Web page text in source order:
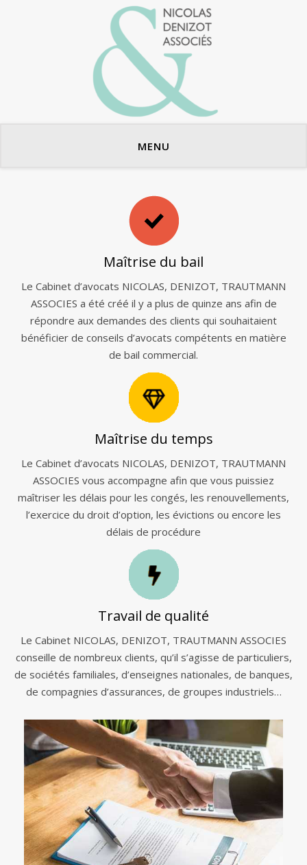
MENU
Maîtrise du bail
Le Cabinet d’avocats NICOLAS, DENIZOT, TRAUTMANN
ASSOCIES a été créé il y a plus de quinze ans afin de
répondre aux demandes des clients qui souhaitaient
bénéficier de conseils d’avocats compétents en matière
de bail commercial.
Maîtrise du temps
Le Cabinet d’avocats NICOLAS, DENIZOT, TRAUTMANN
ASSOCIES vous accompagne afin que vous puissiez
maîtriser les délais pour les congés, les renouvellements,
l’exercice du droit d’option, les évictions ou encore les
délais de procédure
Travail de qualité
Le Cabinet NICOLAS, DENIZOT, TRAUTMANN ASSOCIES
conseille de nombreux clients, qu’il s’agisse de particuliers,
de sociétés familiales, d’enseignes nationales, de banques,
de compagnies d’assurances, de groupes industriels…